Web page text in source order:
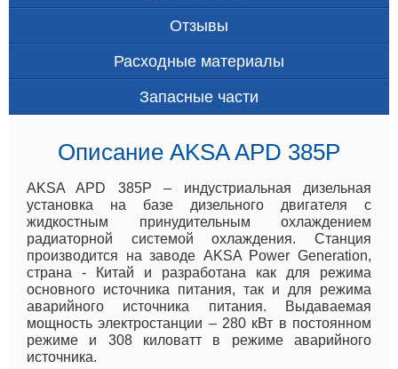
Отзывы
Расходные материалы
Запасные части
Описание AKSA APD 385P
AKSA APD 385P – индустриальная дизельная
установка на базе дизельного двигателя с
жидкостным принудительным охлаждением
радиаторной системой охлаждения. Станция
производится на заводе AKSA Power Generation,
страна - Китай и разработана как для режима
основного источника питания, так и для режима
аварийного источника питания. Выдаваемая
мощность электростанции – 280 кВт в постоянном
режиме и 308 киловатт в режиме аварийного
источника.